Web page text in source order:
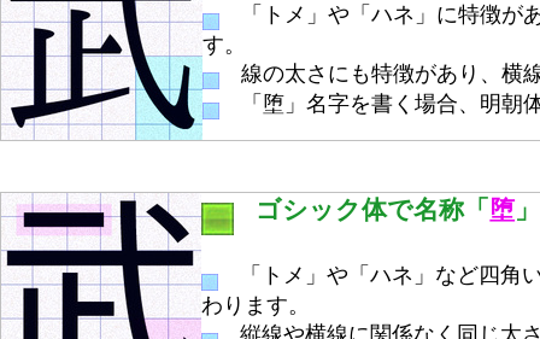
「トメ」や「ハネ」に特徴が
す。
線の太さにも特徴があり、横
「堕」名字を書く場合、明朝
ゴシック体で名称「 堕
「トメ」や「ハネ」など四角
わります。
縦線や横線に関係なく同じ太